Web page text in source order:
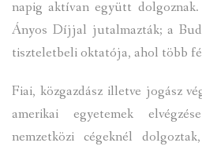
napig aktívan együtt
Ányos Díjjal jutalmazták; a
tiszteletbeli oktatója, ahol több
Fiai, közgazdász illetve jogász
amerikai egyetemek
nemzetközi cégeknél